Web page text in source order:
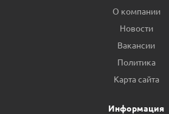
О компании
Новости
Вакансии
Политика
Карта сайта
Информация